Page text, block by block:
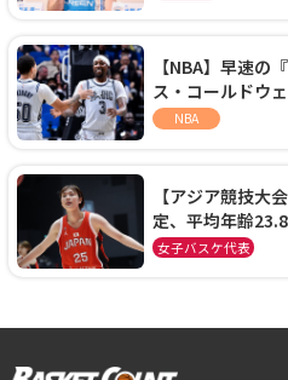
【NBA】早速の
ス・コールドウ
ーズに1年契約で
NBA
【アジア競技大
定、平均年齢
本開催の大舞台で
女子バスケ代表